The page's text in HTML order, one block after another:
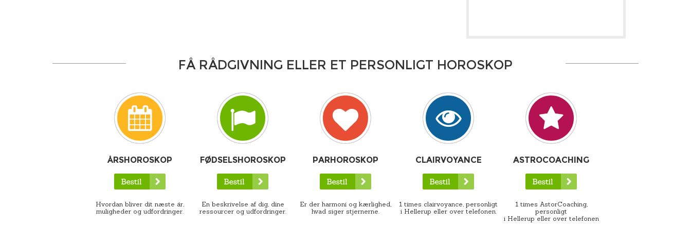
FÅ RÅDGIVNING ELLER ET PERSONLIGT HOROSKOP
ÅRSHOROSKOP
Hvordan bliver dit næste år,
muligheder og udfordringer.
FØDSELSHOROSKOP
En beskrivelse af dig, dine
ressourcer og udfordringer.
PARHOROSKOP
Er der harmoni og kærlighed,
hvad siger stjernerne.
CLAIRVOYANCE
1 times clairvoyance, personligt
i Hellerup eller over telefonen.
ASTROCOACHING
1 times AstorCoaching,
personligt
i Hellerup eller over telefonen